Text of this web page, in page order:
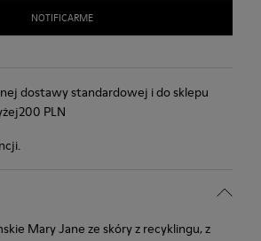
NOTIFICARME
dostawy standardowej i do sklepu
PLN
Mary Jane ze skóry z recyklingu, z